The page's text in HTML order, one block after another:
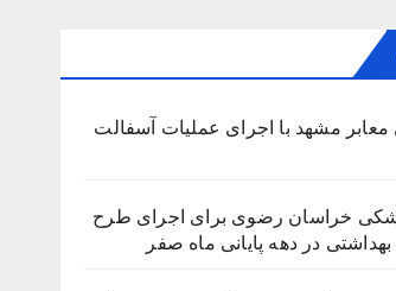
معابر مشهد با اجرای عملیات آسفالت
خراسان رضوی برای اجرای طرح
در دهه پایانی ماه صفر